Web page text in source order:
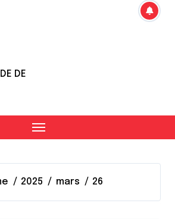
DE
2025 mars 26